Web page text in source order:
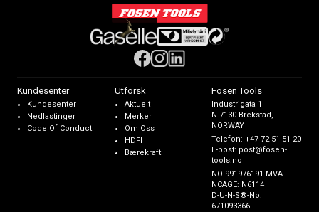
Kundesenter
Kundesenter
Nedlastinger
Code Of Conduct
Utforsk
Aktuelt
Merker
Om Oss
HDFI
Bærekraft
Fosen Tools
Industrigata 1
N-7130 Brekstad,
NORWAY
Telefon:+47 72 51 51 20
E-post: post@fosen-
tools.no
NO 991976191 MVA
NCAGE: N6114
D-U-N-S®-No:
671093366